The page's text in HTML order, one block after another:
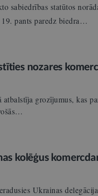
sabiedrības statūtos
pants paredz biedra…
nozares
grozījumus, kas
kolēģus
Ukrainas